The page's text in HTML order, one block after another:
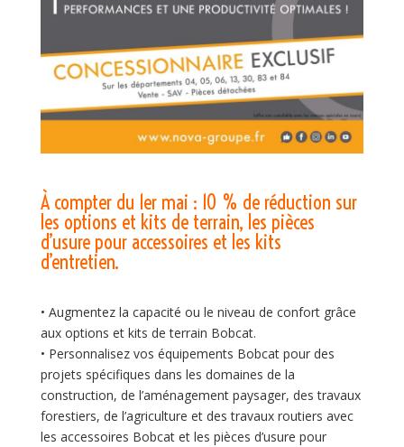
À compter du 1er mai : 10 % de réduction sur
les options et kits de terrain, les pièces
d’usure pour accessoires et les kits
d’entretien.
• Augmentez la capacité ou le niveau de confort grâce
aux options et kits de terrain Bobcat.
• Personnalisez vos équipements Bobcat pour des
projets spécifiques dans les domaines de la
construction, de l’aménagement paysager, des travaux
forestiers, de l’agriculture et des travaux routiers avec
les accessoires Bobcat et les pièces d’usure pour